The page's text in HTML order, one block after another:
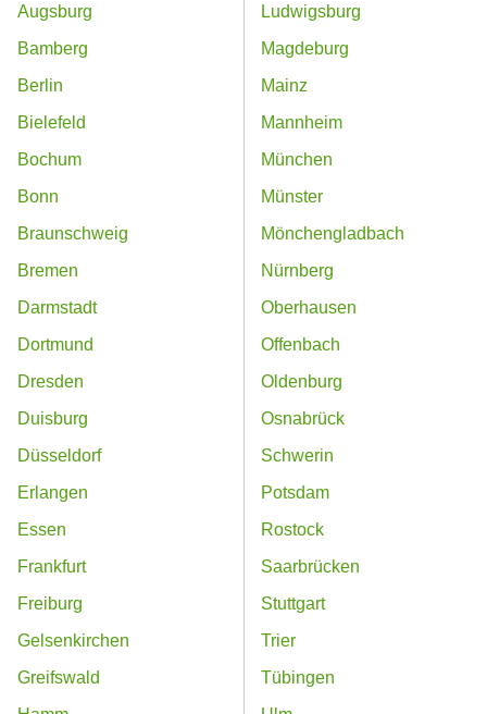
Augsburg
Bamberg
Berlin
Bielefeld
Bochum
Bonn
Braunschweig
Bremen
Darmstadt
Dortmund
Dresden
Duisburg
Düsseldorf
Erlangen
Essen
Frankfurt
Freiburg
Gelsenkirchen
Greifswald
Ludwigsburg
Magdeburg
Mainz
Mannheim
München
Münster
Mönchengladbach
Nürnberg
Oberhausen
Offenbach
Oldenburg
Osnabrück
Schwerin
Potsdam
Rostock
Saarbrücken
Stuttgart
Trier
Tübingen